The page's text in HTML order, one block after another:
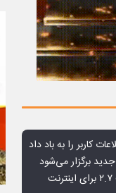
کاربر را به باد داد
برگزار می‌شود
رگولاتوری: اعمال ضریب ۲.۷ برای اینترنت